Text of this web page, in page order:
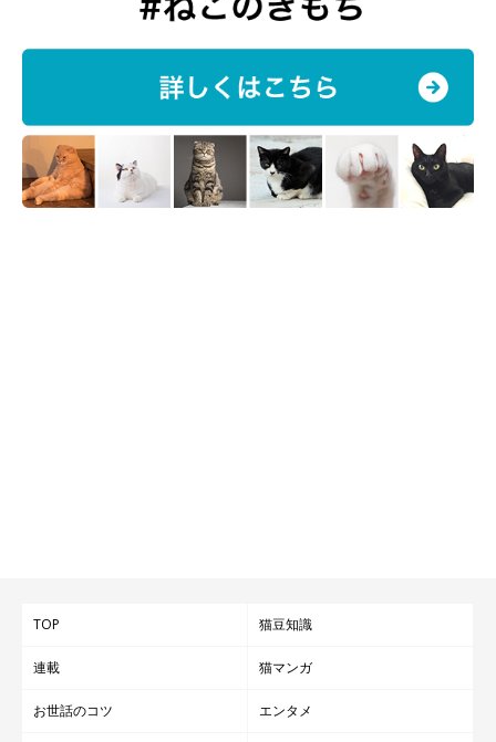
TOP 猫豆知識
連載 猫マンガ
お世話のコツ エンタメ